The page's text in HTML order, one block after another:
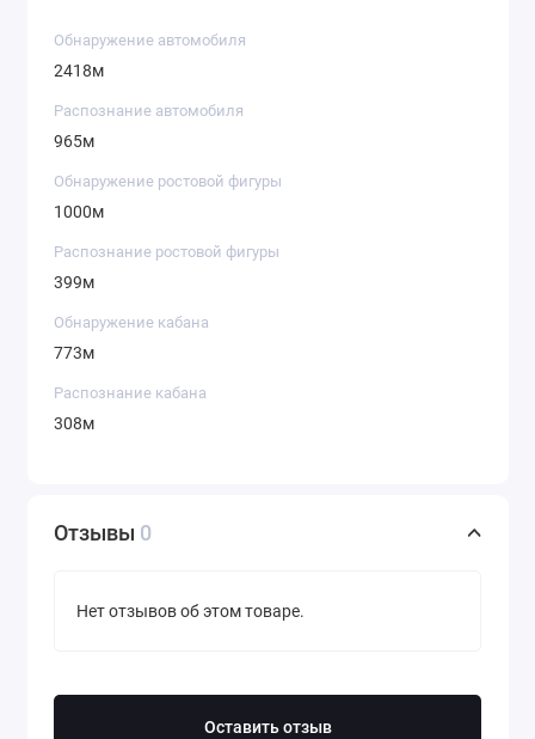
Обнаружение автомобиля
2418м
Распознание автомобиля
965м
Обнаружение ростовой фигуры
1000м
Распознание ростовой фигуры
399м
Обнаружение кабана
773м
Распознание кабана
308м
Отзывы 0
Нет отзывов об этом товаре.
Оставить отзыв